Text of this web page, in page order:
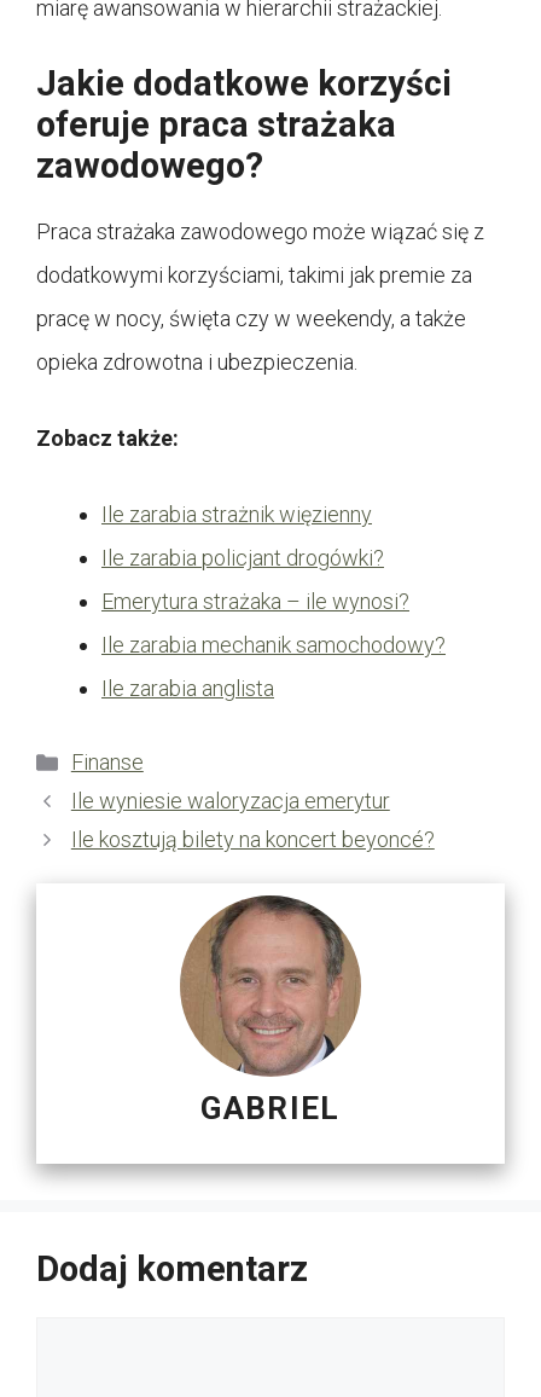
miarę awansowania w hierarchii strażackiej.
Jakie dodatkowe korzyści
oferuje praca strażaka
zawodowego?
Praca strażaka zawodowego może wiązać się z
dodatkowymi korzyściami, takimi jak premie za
pracę w nocy, święta czy w weekendy, a także
opieka zdrowotna i ubezpieczenia.
Zobacz także:
Ile zarabia strażnik więzienny
Ile zarabia policjant drogówki?
Emerytura strażaka – ile wynosi?
Ile zarabia mechanik samochodowy?
Ile zarabia anglista
Kategorie
Finanse
Ile wyniesie waloryzacja emerytur
Ile kosztują bilety na koncert beyoncé?
GABRIEL
Dodaj komentarz